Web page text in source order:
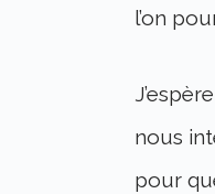
l’on
nous
pour